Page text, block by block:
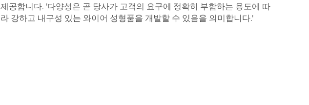
제공합니다. '다양성은 곧 당사가 고객의 요구에 정확히 부합하는 용도에 따
라 강하고 내구성 있는 와이어 성형품을 개발할 수 있음을 의미합니다.'